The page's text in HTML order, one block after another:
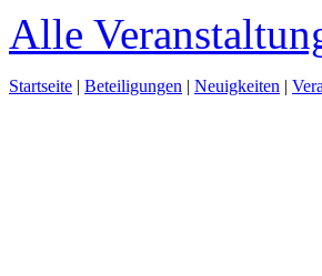
Alle
Startseite | Beteiligungen | Neuigkeiten |